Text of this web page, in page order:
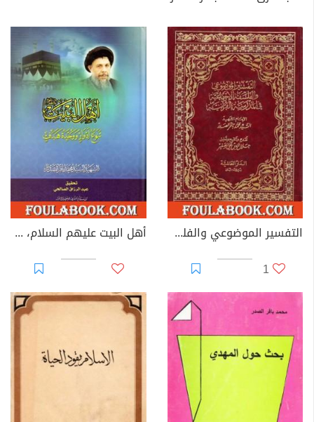
التفسير الموضوعي والفلسفة الإجتماعية في المدرسة القرآنية
1
أهل البيت عليهم السلام، تنوع أدوار ووحدة هدف